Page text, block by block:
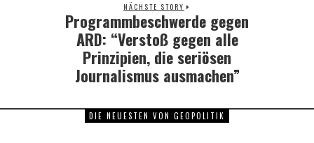
NÄCHSTE STORY
Next
post:
Programmbeschwerde gegen
ARD: “Verstoß gegen alle
Prinzipien, die seriösen
Journalismus ausmachen”
DIE NEUESTEN VON GEOPOLITIK